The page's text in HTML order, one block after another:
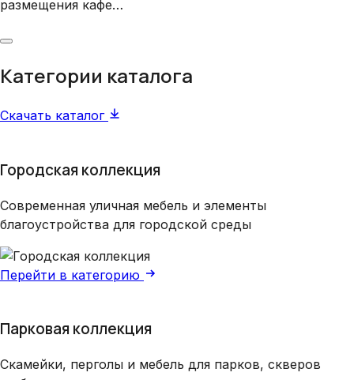
размещения кафе…
Категории каталога
Скачать каталог
Городская коллекция
Современная уличная мебель и элементы
благоустройства для городской среды
Перейти в категорию
Парковая коллекция
Скамейки, перголы и мебель для парков, скверов